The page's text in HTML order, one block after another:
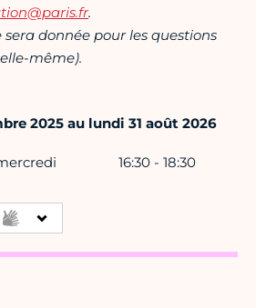
.
donnée pour les questions
même).
2025 au lundi 31 août 2026
16:30 - 18:30